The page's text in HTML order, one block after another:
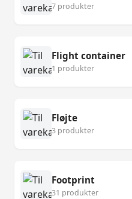
7 produkter
Flight container
1 produkter
Fløjte
3 produkter
Footprint
31 produkter